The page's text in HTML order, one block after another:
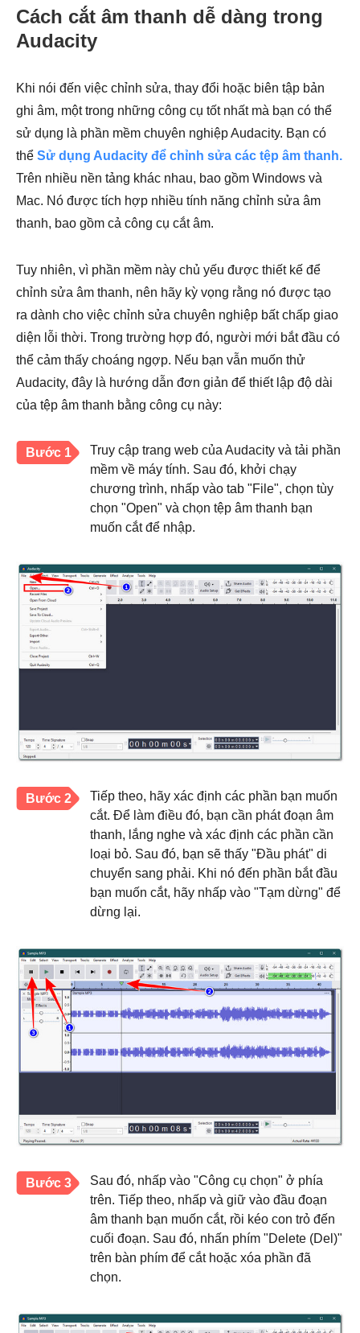
Cách cắt âm thanh dễ dàng trong
Audacity
Khi nói đến việc chỉnh sửa, thay đổi hoặc biên tập bản
ghi âm, một trong những công cụ tốt nhất mà bạn có thể
sử dụng là phần mềm chuyên nghiệp Audacity. Bạn có
thể Sử dụng Audacity để chỉnh sửa các tệp âm thanh.
Trên nhiều nền tảng khác nhau, bao gồm Windows và
Mac. Nó được tích hợp nhiều tính năng chỉnh sửa âm
thanh, bao gồm cả công cụ cắt âm.
Tuy nhiên, vì phần mềm này chủ yếu được thiết kế để
chỉnh sửa âm thanh, nên hãy kỳ vọng rằng nó được tạo
ra dành cho việc chỉnh sửa chuyên nghiệp bất chấp giao
diện lỗi thời. Trong trường hợp đó, người mới bắt đầu có
thể cảm thấy choáng ngợp. Nếu bạn vẫn muốn thử
Audacity, đây là hướng dẫn đơn giản để thiết lập độ dài
của tệp âm thanh bằng công cụ này:
Bước 1
Truy cập trang web của Audacity và tải phần
mềm về máy tính. Sau đó, khởi chạy
chương trình, nhấp vào tab "File", chọn tùy
chọn "Open" và chọn tệp âm thanh bạn
muốn cắt để nhập.
Bước 2
Tiếp theo, hãy xác định các phần bạn muốn
cắt. Để làm điều đó, bạn cần phát đoạn âm
thanh, lắng nghe và xác định các phần cần
loại bỏ. Sau đó, bạn sẽ thấy "Đầu phát" di
chuyển sang phải. Khi nó đến phần bắt đầu
bạn muốn cắt, hãy nhấp vào "Tạm dừng" để
dừng lại.
Bước 3
Sau đó, nhấp vào "Công cụ chọn" ở phía
trên. Tiếp theo, nhấp và giữ vào đầu đoạn
âm thanh bạn muốn cắt, rồi kéo con trỏ đến
cuối đoạn. Sau đó, nhấn phím "Delete (Del)"
trên bàn phím để cắt hoặc xóa phần đã
chọn.